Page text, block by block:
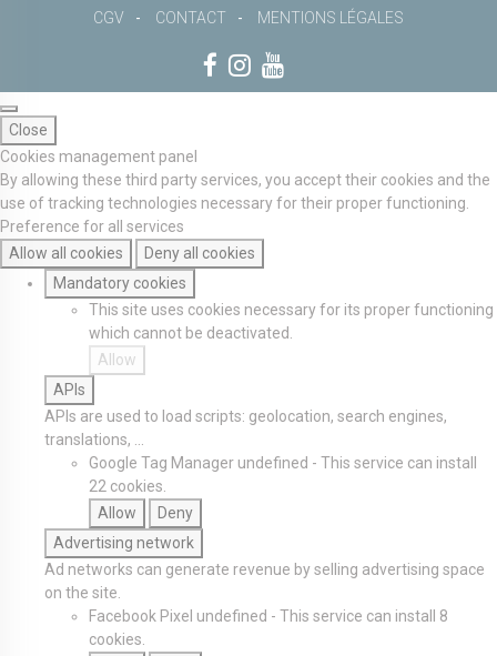
CGV CONTACT MENTIONS LÉGALES
Close
Cookies management panel
By allowing these third party services, you accept their cookies and the
use of tracking technologies necessary for their proper functioning.
Preference for all services
Allow all cookies
Deny all cookies
Mandatory cookies
This site uses cookies necessary for its proper functioning
which cannot be deactivated.
Allow
APIs
APIs are used to load scripts: geolocation, search engines,
translations, ...
Google Tag Manager undefined - This service can install
22 cookies.
Allow
Deny
Advertising network
Ad networks can generate revenue by selling advertising space
on the site.
Facebook Pixel undefined - This service can install 8
cookies.